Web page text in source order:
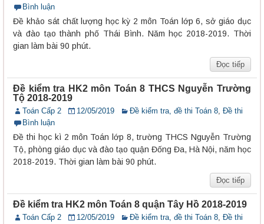
Bình luận
Đề khảo sát chất lượng học kỳ 2 môn Toán lớp 6, sở giáo dục
và đào tạo thành phố Thái Bình. Năm học 2018-2019. Thời
gian làm bài 90 phút.
Đọc tiếp
Đề kiểm tra HK2 môn Toán 8 THCS Nguyễn Trường
Tộ 2018-2019
Toán Cấp 2 12/05/2019 Đề kiểm tra, đề thi Toán 8, Đề thi
Bình luận
Đề thi học kì 2 môn Toán lớp 8, trường THCS Nguyễn Trường
Tộ, phòng giáo dục và đào tạo quận Đống Đa, Hà Nội, năm học
2018-2019. Thời gian làm bài 90 phút.
Đọc tiếp
Đề kiểm tra HK2 môn Toán 8 quận Tây Hồ 2018-2019
Toán Cấp 2 12/05/2019 Đề kiểm tra, đề thi Toán 8, Đề thi